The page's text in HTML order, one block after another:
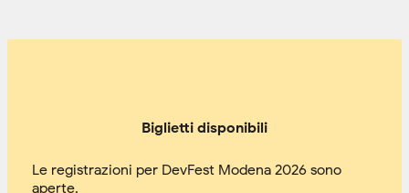
Biglietti disponibili
Le registrazioni per DevFest Modena 2026 sono
aperte.